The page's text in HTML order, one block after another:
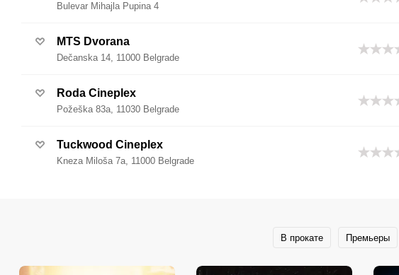
Bulevar Mihajla Pupina 4
MTS Dvorana
Dečanska 14, 11000 Belgrade
Roda Cineplex
Požeška 83a, 11030 Belgrade
Tuckwood Cineplex
Kneza Miloša 7a, 11000 Belgrade
В прокате Премьеры